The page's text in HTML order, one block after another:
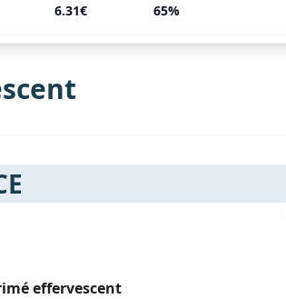
6.31€ 65%
effervescent